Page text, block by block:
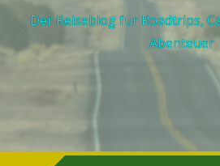
Der Reiseblog für Roadtrips,
Abenteuer